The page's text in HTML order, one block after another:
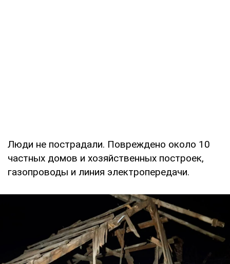
Люди не пострадали. Повреждено около 10
частных домов и хозяйственных построек,
газопроводы и линия электропередачи.